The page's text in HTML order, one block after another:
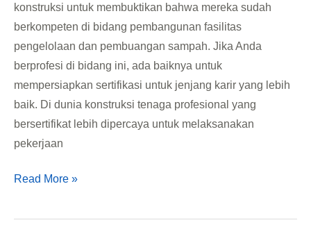
konstruksi untuk membuktikan bahwa mereka sudah
berkompeten di bidang pembangunan fasilitas
pengelolaan dan pembuangan sampah. Jika Anda
berprofesi di bidang ini, ada baiknya untuk
mempersiapkan sertifikasi untuk jenjang karir yang lebih
baik. Di dunia konstruksi tenaga profesional yang
bersertifikat lebih dipercaya untuk melaksanakan
pekerjaan
Read More »